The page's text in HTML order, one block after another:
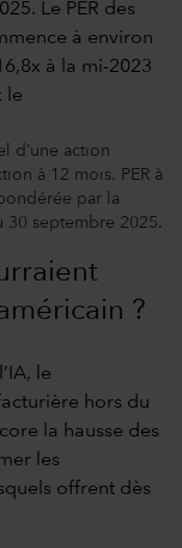
d’une action
à 12 mois. PER à
par la
30 septembre 2025.
?
le
hors du
la hausse des
les
offrent dès